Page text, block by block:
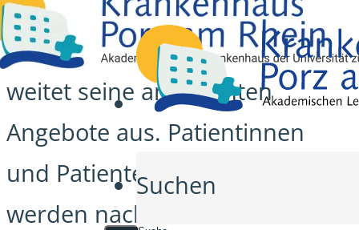
Suchen
Das Krankenhaus Köln-Porz
weitet seine ambulanten
Angebote aus. Patientinnen
und Patienten der Kardiologie
werden nach bestimmten